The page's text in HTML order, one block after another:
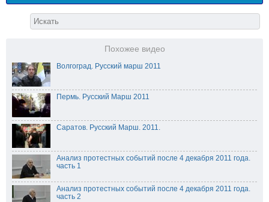
Похожее видео
Волгоград. Русский марш 2011
Пермь. Русский Марш 2011
Саратов. Русский Марш. 2011.
Анализ протестных событий после 4 декабря 2011 года.
часть 1
Анализ протестных событий после 4 декабря 2011 года.
часть 2